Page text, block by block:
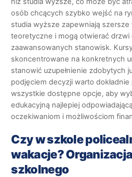
osób chcących szybko wejść na
studia wyższe zapewniają szersze
teoretyczne i mogą otwierać drzwi
zaawansowanych stanowisk.
skoncentrowane na konkretnych
stanowić uzupełnienie zdobytych
podjęciem decyzji warto
wszystkie dostępne opcje, aby
edukacyjną najlepiej
oczekiwaniom i możliwościom
Czy w szkole
wakacje?
szkolnego